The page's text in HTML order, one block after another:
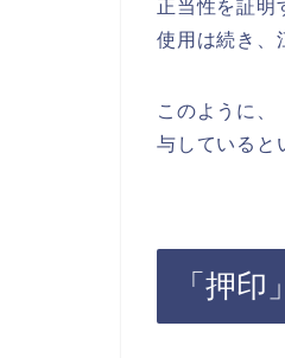
正当性を証明
使用は続き、
このように、
与していると
「押